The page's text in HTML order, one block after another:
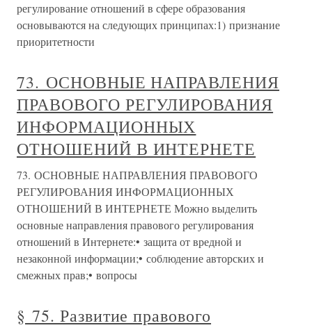
регулирование отношений в сфере образования
основываются на следующих принципах:1) признание
приоритетности
73. ОСНОВНЫЕ НАПРАВЛЕНИЯ
ПРАВОВОГО РЕГУЛИРОВАНИЯ
ИНФОРМАЦИОННЫХ
ОТНОШЕНИЙ В ИНТЕРНЕТЕ
73. ОСНОВНЫЕ НАПРАВЛЕНИЯ ПРАВОВОГО
РЕГУЛИРОВАНИЯ ИНФОРМАЦИОННЫХ
ОТНОШЕНИЙ В ИНТЕРНЕТЕ Можно выделить
основные направления правового регулирования
отношений в Интернете:• защита от вредной и
незаконной информации;• соблюдение авторских и
смежных прав;• вопросы
§ 75. Развитие правового